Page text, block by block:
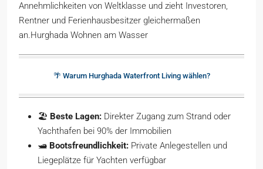
Annehmlichkeiten von Weltklasse und zieht Investoren,
Rentner und Ferienhausbesitzer gleichermaßen
an.Hurghada Wohnen am Wasser
🌴 Warum Hurghada Waterfront Living wählen?
🏖️ Beste Lagen: Direkter Zugang zum Strand oder
Yachthafen bei 90% der Immobilien
🛥️ Bootsfreundlichkeit: Private Anlegestellen und
Liegeplätze für Yachten verfügbar